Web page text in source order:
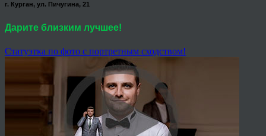
г. Курган, ул. Пичугина, 21
Дарите близким лучшее!
Статуэтка по фото с портретным сходством!